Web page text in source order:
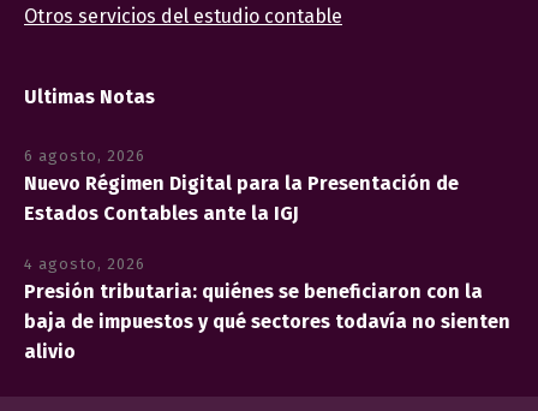
Otros servicios del estudio contable
Ultimas Notas
6 agosto, 2026
Nuevo Régimen Digital para la Presentación de
Estados Contables ante la IGJ
4 agosto, 2026
Presión tributaria: quiénes se beneficiaron con la
baja de impuestos y qué sectores todavía no sienten
alivio